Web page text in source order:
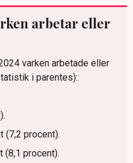
arbetar eller
varken arbetade eller
i parentes):
(7,2 procent).
(8,1 procent).